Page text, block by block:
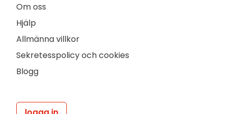
Om oss
Hjälp
Allmänna villkor
Sekretesspolicy och cookies
Blogg